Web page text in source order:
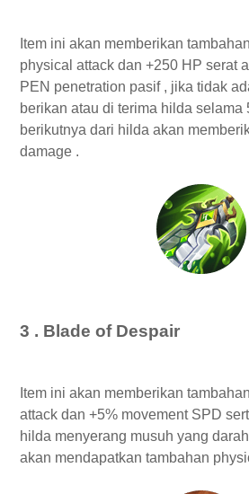
Item ini akan memberikan
physical attack dan +250 HP serat
PEN penetration pasif , jika tidak
berikan atau di terima hilda selama
berikutnya dari hilda akan
damage .
3 . Blade of Despair
Item ini akan memberikan
attack dan +5% movement SPD
hilda menyerang musuh yang
akan mendapatkan tambahan